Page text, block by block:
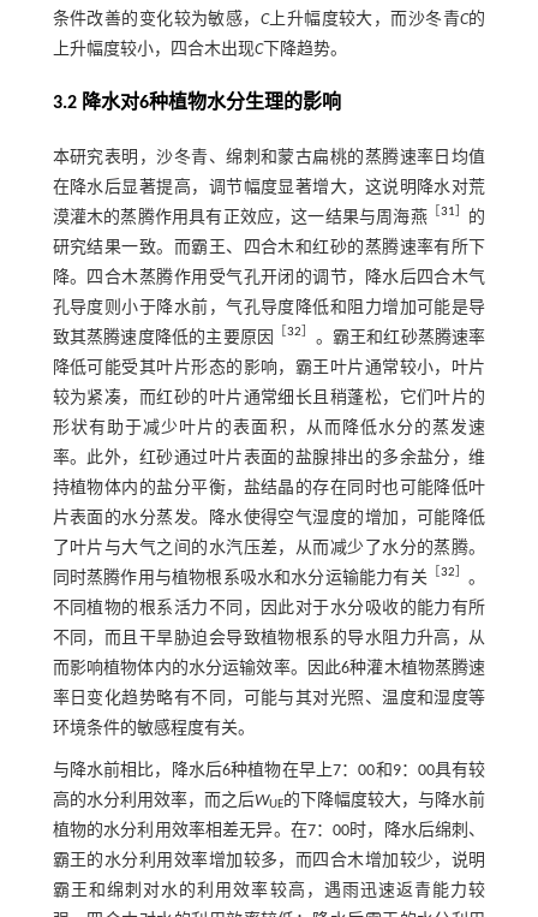
条件改善的变化较为敏感， C上升幅度较大，而沙冬青C的
上升幅度较小，四合木出现C下降趋势。
3.2 降水对6种植物水分生理的影响
本研究表明，沙冬青、绵刺和蒙古扁桃的蒸腾速率日均值
在降水后显著提高，调节幅度显著增大，这说明降水对荒
漠灌木的蒸腾作用具有正效应，这一结果与周海燕［31］ 的
研究结果一致。而霸王、四合木和红砂的蒸腾速率有所下
降。四合木蒸腾作用受气孔开闭的调节，降水后四合木气
孔导度则小于降水前，气孔导度降低和阻力增加可能是导
致其蒸腾速度降低的主要原因
［32］ 。霸王和红砂蒸腾速率
降低可能受其叶片形态的影响，霸王叶片通常较小，叶片
较为紧凑，而红砂的叶片通常细长且稍蓬松，它们叶片的
形状有助于减少叶片的表面积，从而降低水分的蒸发速
率。此外，红砂通过叶片表面的盐腺排出的多余盐分，维
持植物体内的盐分平衡，盐结晶的存在同时也可能降低叶
片表面的水分蒸发。降水使得空气湿度的增加，可能降低
了叶片与大气之间的水汽压差，从而减少了水分的蒸腾。
同时蒸腾作用与植物根系吸水和水分运输能力有关 ［32］ 。
不同植物的根系活力不同，因此对于水分吸收的能力有所
不同，而且干旱胁迫会导致植物根系的导水阻力升高，从
而影响植物体内的水分运输效率。因此6种灌木植物蒸腾速
率日变化趋势略有不同，可能与其对光照、温度和湿度等
环境条件的敏感程度有关。
与降水前相比，降水后6种植物在早上7：00和9：00具有较
高的水分利用效率，而之后WUE的下降幅度较大，与降水前
植物的水分利用效率相差无异。在7：00时，降水后绵刺、
霸王的水分利用效率增加较多，而四合木增加较少，说明
霸王和绵刺对水的利用效率较高，遇雨迅速返青能力较